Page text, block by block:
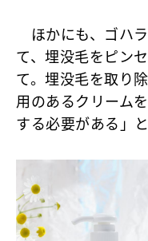
ほかにも、ゴハ
て、埋没毛をピン
て。埋没毛を取り
用のあるクリーム
する必要がある」